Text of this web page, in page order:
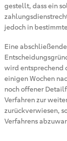
gestellt, dass ein
jedoch in
Eine
wird entsprechend
einigen Wochen
noch offener
Verfahren zur
zurückverwiesen,
Verfahrens